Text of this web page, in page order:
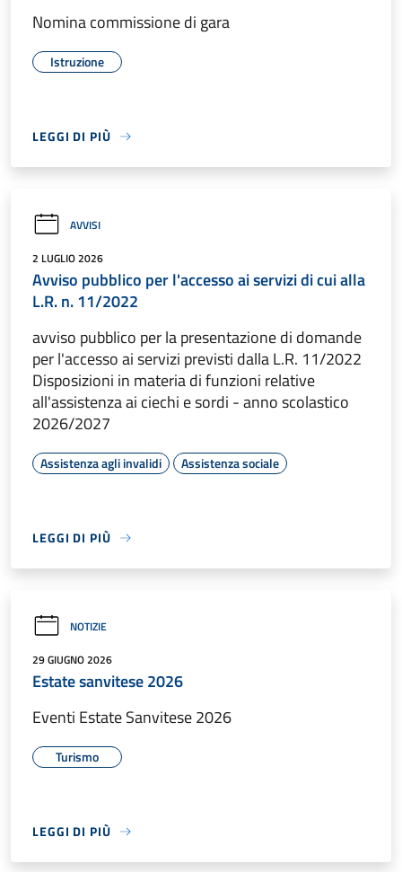
Nomina commissione di gara
Istruzione
LEGGI DI PIÙ
AVVISI
2 LUGLIO 2026
Avviso pubblico per l'accesso ai servizi di cui alla
L.R. n. 11/2022
avviso pubblico per la presentazione di domande
per l'accesso ai servizi previsti dalla L.R. 11/2022
Disposizioni in materia di funzioni relative
all'assistenza ai ciechi e sordi - anno scolastico
2026/2027
Assistenza agli invalidi Assistenza sociale
LEGGI DI PIÙ
NOTIZIE
29 GIUGNO 2026
Estate sanvitese 2026
Eventi Estate Sanvitese 2026
Turismo
LEGGI DI PIÙ